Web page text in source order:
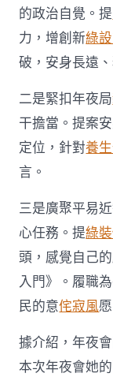
的政治自覺。提
力，增創新綠
破，安身長遠
二是緊扣年夜局
干擔當。提案
定位，針對養
言。
三是廣聚平易
心任務。提綠
頭，感覺自己
入門》。履職
民的意侘寂風
據介紹，年夜
本次年夜會她